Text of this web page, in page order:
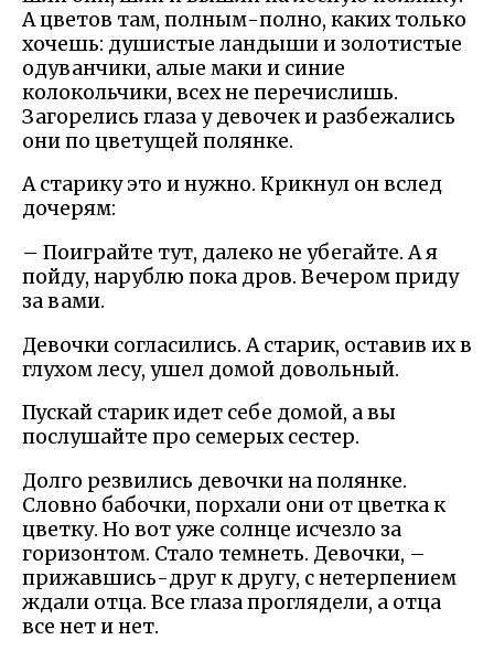
А цветов там, полным-полно, каких только
хочешь: душистые ландыши и золотистые
одуванчики, алые маки и синие
колокольчики, всех не перечислишь.
Загорелись глаза у девочек и разбежались
они по цветущей полянке.
А старику это и нужно. Крикнул он вслед
дочерям:
– Поиграйте тут, далеко не убегайте. А я
пойду, нарублю пока дров. Вечером приду
за вами.
Девочки согласились. А старик, оставив их в
глухом лесу, ушел домой довольный.
Пускай старик идет себе домой, а вы
послушайте про семерых сестер.
Долго резвились девочки на полянке.
Словно бабочки, порхали они от цветка к
цветку. Но вот уже солнце исчезло за
горизонтом. Стало темнеть. Девочки, –
прижавшись-друг к другу, с нетерпением
ждали отца. Все глаза проглядели, а отца
все нет и нет.